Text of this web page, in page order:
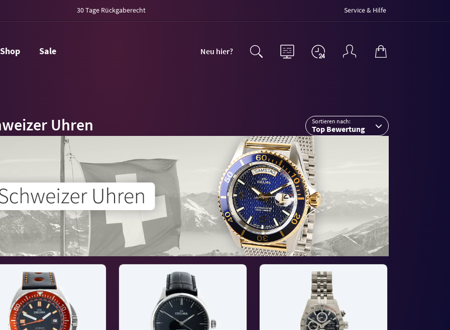
30 Tage Rückgaberecht Service & Hilfe
Shop Sale Neu hier?
Uhren Sortieren nach:
Top Bewertung